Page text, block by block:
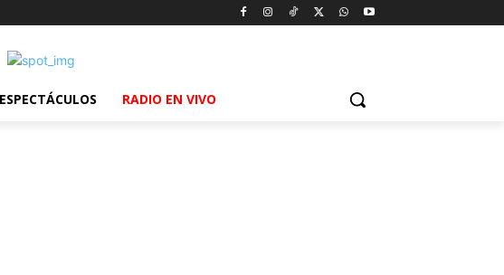
ESPECTÁCULOS RADIO EN VIVO